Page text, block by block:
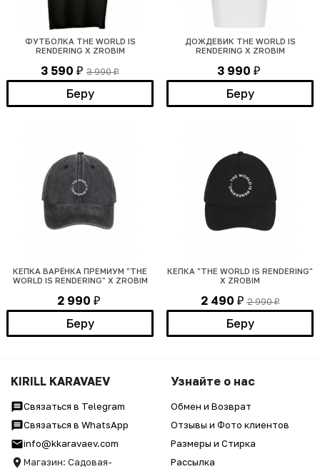
ФУТБОЛКА THE WORLD IS
RENDERING Х ZROBIM
3 590 ₽ 3 990₽
Беру
ДОЖДЕВИК THE WORLD IS
RENDERING Х ZROBIM
3 990 ₽
Беру
КЕПКА ВАРЁНКА ПРЕМИУМ "THE
WORLD IS RENDERING" Х ZROBIM
2 990 ₽
Беру
КЕПКА "THE WORLD IS RENDERING"
Х ZROBIM
2 490 ₽ 2 990₽
Беру
KIRILL KARAVAEV
Связаться в Telegram
Связаться в WhatsApp
info@kkaravaev.com
Магазин: Садовая-
Узнайте о нас
Обмен и Возврат
Отзывы и Фото клиентов
Размеры и Стирка
Рассылка